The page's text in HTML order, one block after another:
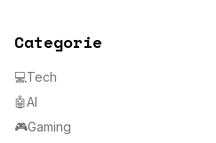
Categorie
💻Tech
🤖AI
🎮Gaming